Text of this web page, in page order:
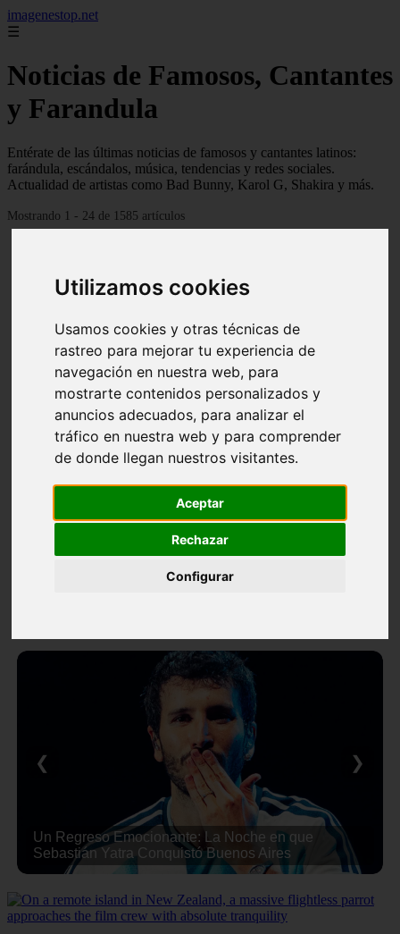
Utilizamos cookies
Usamos cookies y otras técnicas de
rastreo para mejorar tu experiencia de
navegación en nuestra web, para
mostrarte contenidos personalizados y
anuncios adecuados, para analizar el
tráfico en nuestra web y para comprender
de donde llegan nuestros visitantes.
Aceptar
Rechazar
Configurar
imagenestop.net
☰
Noticias de Famosos, Cantantes
y Farandula
Entérate de las últimas noticias de famosos y cantantes latinos:
farándula, escándalos, música, tendencias y redes sociales.
Actualidad de artistas como Bad Bunny, Karol G, Shakira y más.
Mostrando 1 - 24 de 1585 artículos
Un Regreso Emocionante: La Noche en que
Sebastián Yatra Conquistó Buenos Aires
❮ ❯